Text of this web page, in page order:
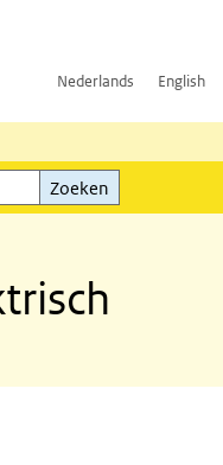
Nederlands English
Zoeken